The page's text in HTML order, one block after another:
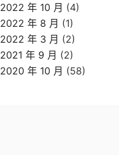
2022 年 10 月 (4)
2022 年 8 月 (1)
2022 年 3 月 (2)
2021 年 9 月 (2)
2020 年 10 月 (58)